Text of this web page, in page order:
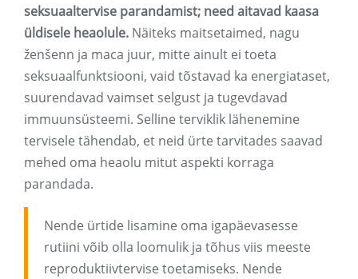
seksuaaltervise parandamist; need aitavad kaasa
üldisele heaolule. Näiteks maitsetaimed, nagu
ženšenn ja maca juur, mitte ainult ei toeta
seksuaalfunktsiooni, vaid tõstavad ka energiataset,
suurendavad vaimset selgust ja tugevdavad
immuunsüsteemi. Selline terviklik lähenemine
tervisele tähendab, et neid ürte tarvitades saavad
mehed oma heaolu mitut aspekti korraga
parandada.
Nende ürtide lisamine oma igapäevasesse
rutiini võib olla loomulik ja tõhus viis meeste
reproduktiivtervise toetamiseks. Nende